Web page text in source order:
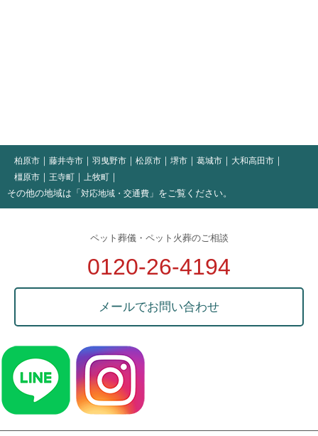
柏原市 藤井寺市 羽曳野市 松原市 堺市 葛城市
大和高田市
橿原市
王寺町 上牧町
その他の地域は「 対応地域・交通費 」をご覧ください。
ペット葬儀・ペット火葬のご相談
0120-26-4194
メールでお問い合わせ